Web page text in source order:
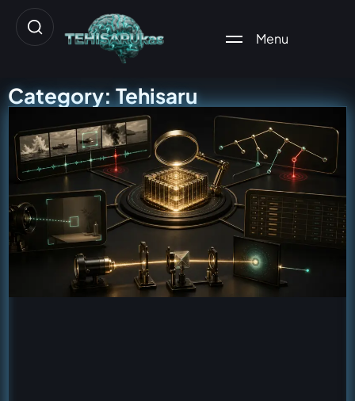
Menu
Category: Tehisaru